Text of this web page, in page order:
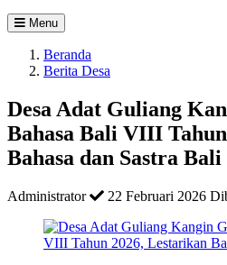
Menu
Beranda
Berita Desa
Desa Adat Guliang
Bahasa Bali VIII
Bahasa dan Sastra Bali
Administrator 22 Februari 2026